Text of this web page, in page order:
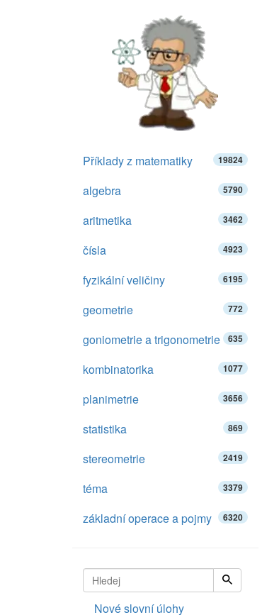
Příklady z matematiky 19824
algebra 5790
aritmetika 3462
čísla 4923
fyzikální veličiny 6195
geometrie 772
goniometrie a trigonometrie 635
kombinatorika 1077
planimetrie 3656
statistika 869
stereometrie 2419
téma 3379
základní operace a pojmy 6320
Nové slovní úlohy